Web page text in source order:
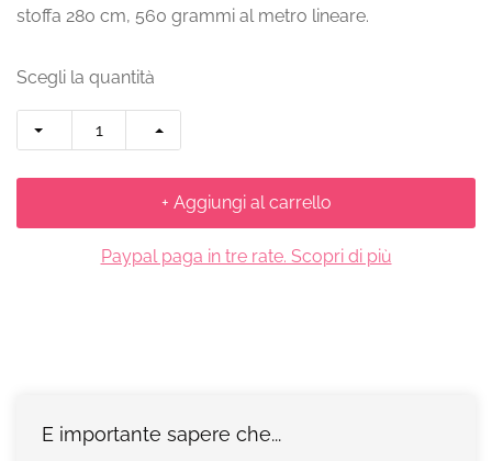
stoffa 280 cm, 560 grammi al metro lineare.
Scegli la quantità
+ Aggiungi al carrello
Paypal paga in tre rate. Scopri di più
E importante sapere che...